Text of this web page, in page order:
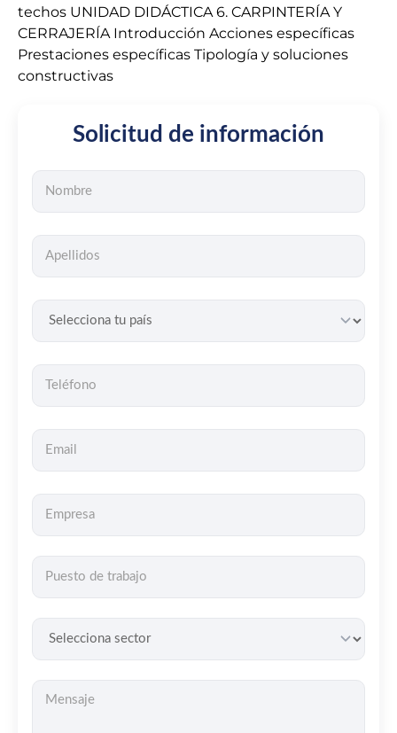
techos UNIDAD DIDÁCTICA 6. CARPINTERÍA Y
CERRAJERÍA Introducción Acciones específicas
Prestaciones específicas Tipología y soluciones
constructivas
Solicitud de información